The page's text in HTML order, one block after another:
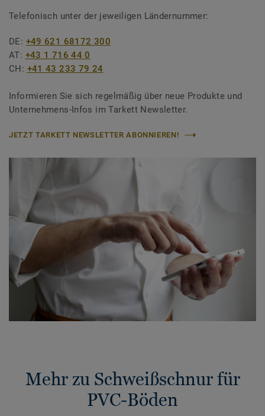
Telefonisch unter der jeweiligen Ländernummer:
DE: +49 621 68172 300
AT: +43 1 716 44 0
CH: +41 43 233 79 24
Informieren Sie sich regelmäßig über neue Produkte und
Unternehmens-Infos im Tarkett Newsletter.
JETZT TARKETT NEWSLETTER ABONNIEREN!
Mehr zu Schweißschnur für
PVC-Böden